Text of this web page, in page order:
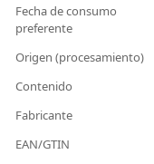
Fecha de consumo
preferente
Origen (procesamiento)
Contenido
Fabricante
EAN/GTIN